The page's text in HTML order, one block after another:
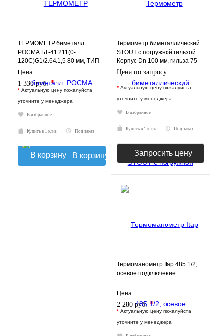
ТЕРМОМЕТР биметалл.
РОСМА БТ-41.211(0-
120С)G1/2.64.1,5 80 мм, ТИП -
БТ-41 корпус - хромированная
Цена:
1 330 руб.*
* Актуальную цену пожалуйста
уточните у менеджера
В избранное
Купить в 1 клик Под заказ
В корзину
Термометр биметаллический
STOUT с погружной гильзой.
Корпус Dn 100 мм, гильза 75
мм 1/2"
Цена по запросу
* Актуальную цену пожалуйста
уточните у менеджера
В избранное
Купить в 1 клик Под заказ
Запросить цену
Термоманометр Itap 485 1/2,
осевое подключение
Цена:
2 280 руб. *
* Актуальную цену пожалуйста
уточните у менеджера